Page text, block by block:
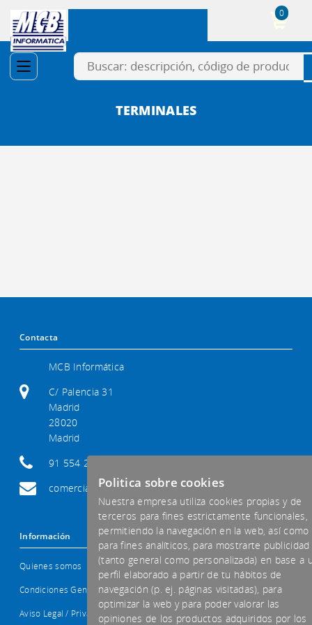
0
TERMINALES
Contacta
MCB Informática
C/ Palencia 31
Madrid
28020
Madrid
91 554 29 92
comercial@mcb-informatica.com
Información
Quienes somos
Condiciones Generales
Aviso Legal / Privacidad
Politica sobre cookies
Nuestra empresa utiliza cookies propias y de
terceros para fines estrictamente funcionales,
permitiendo la navegación en la web, así como
para fines analíticos, para mostrarte publicidad
(tanto general como personalizada) en base a
perfil elaborado a partir de tu hábitos de
navegación (p. ej. páginas visitadas), para
optimizar la web y para poder valorar las
opiniones de los productos adquiridos por los